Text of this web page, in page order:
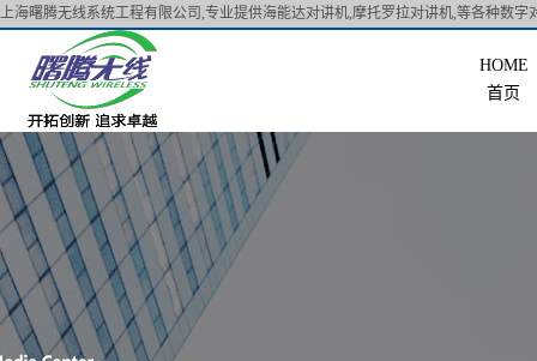
上海曙腾无线系统工程有限公司,专业提供海能达对讲机,摩托罗拉对讲机,等各种数字
首页